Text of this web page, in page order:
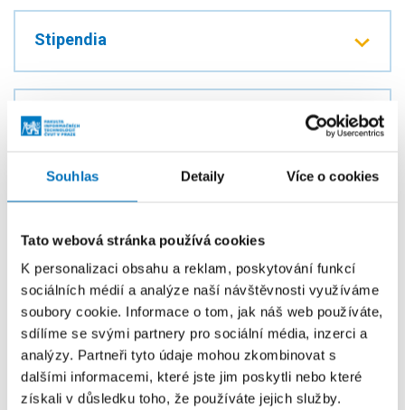
Souhlas Detaily Více o cookies
Tato webová stránka používá cookies
K personalizaci obsahu a reklam, poskytování funkcí
sociálních médií a analýze naší návštěvnosti využíváme
soubory cookie. Informace o tom, jak náš web používáte,
sdílíme se svými partnery pro sociální média, inzerci a
analýzy. Partneři tyto údaje mohou zkombinovat s
dalšími informacemi, které jste jim poskytli nebo které
získali v důsledku toho, že používáte jejich služby.
Stipendia
Státní závěrečné zkoušky
Disciplinární řízení
Vnitřní předpisy a další
dokumenty
Statut fakulty